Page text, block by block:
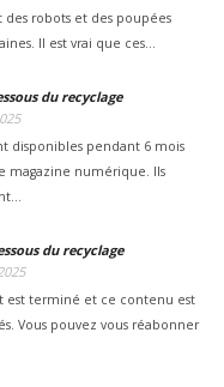
des robots et des poupées
Il est vrai que ces…
du recyclage
disponibles pendant 6 mois
magazine numérique. Ils
du recyclage
est terminé et ce contenu est
Vous pouvez vous réabonner